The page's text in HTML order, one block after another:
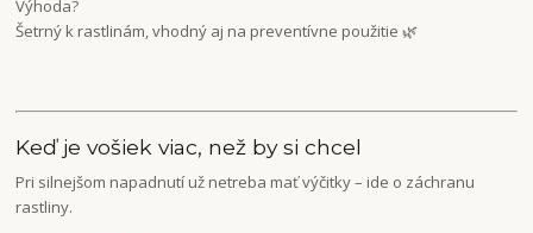
Výhoda?
Šetrný k rastlinám, vhodný aj na preventívne použitie 🌿
Keď je vošiek viac, než by si chcel
Pri silnejšom napadnutí už netreba mať výčitky – ide o záchranu
rastliny.